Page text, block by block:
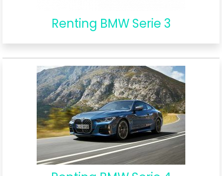
Renting BMW Serie 3